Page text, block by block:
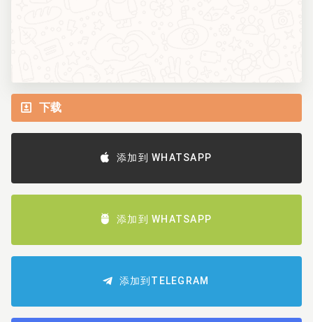
下载
添加到 WHATSAPP
添加到 WHATSAPP
添加到TELEGRAM